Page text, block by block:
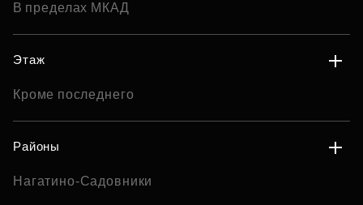
В пределах МКАД
Этаж
Кроме последнего
Районы
Нагатино-Садовники